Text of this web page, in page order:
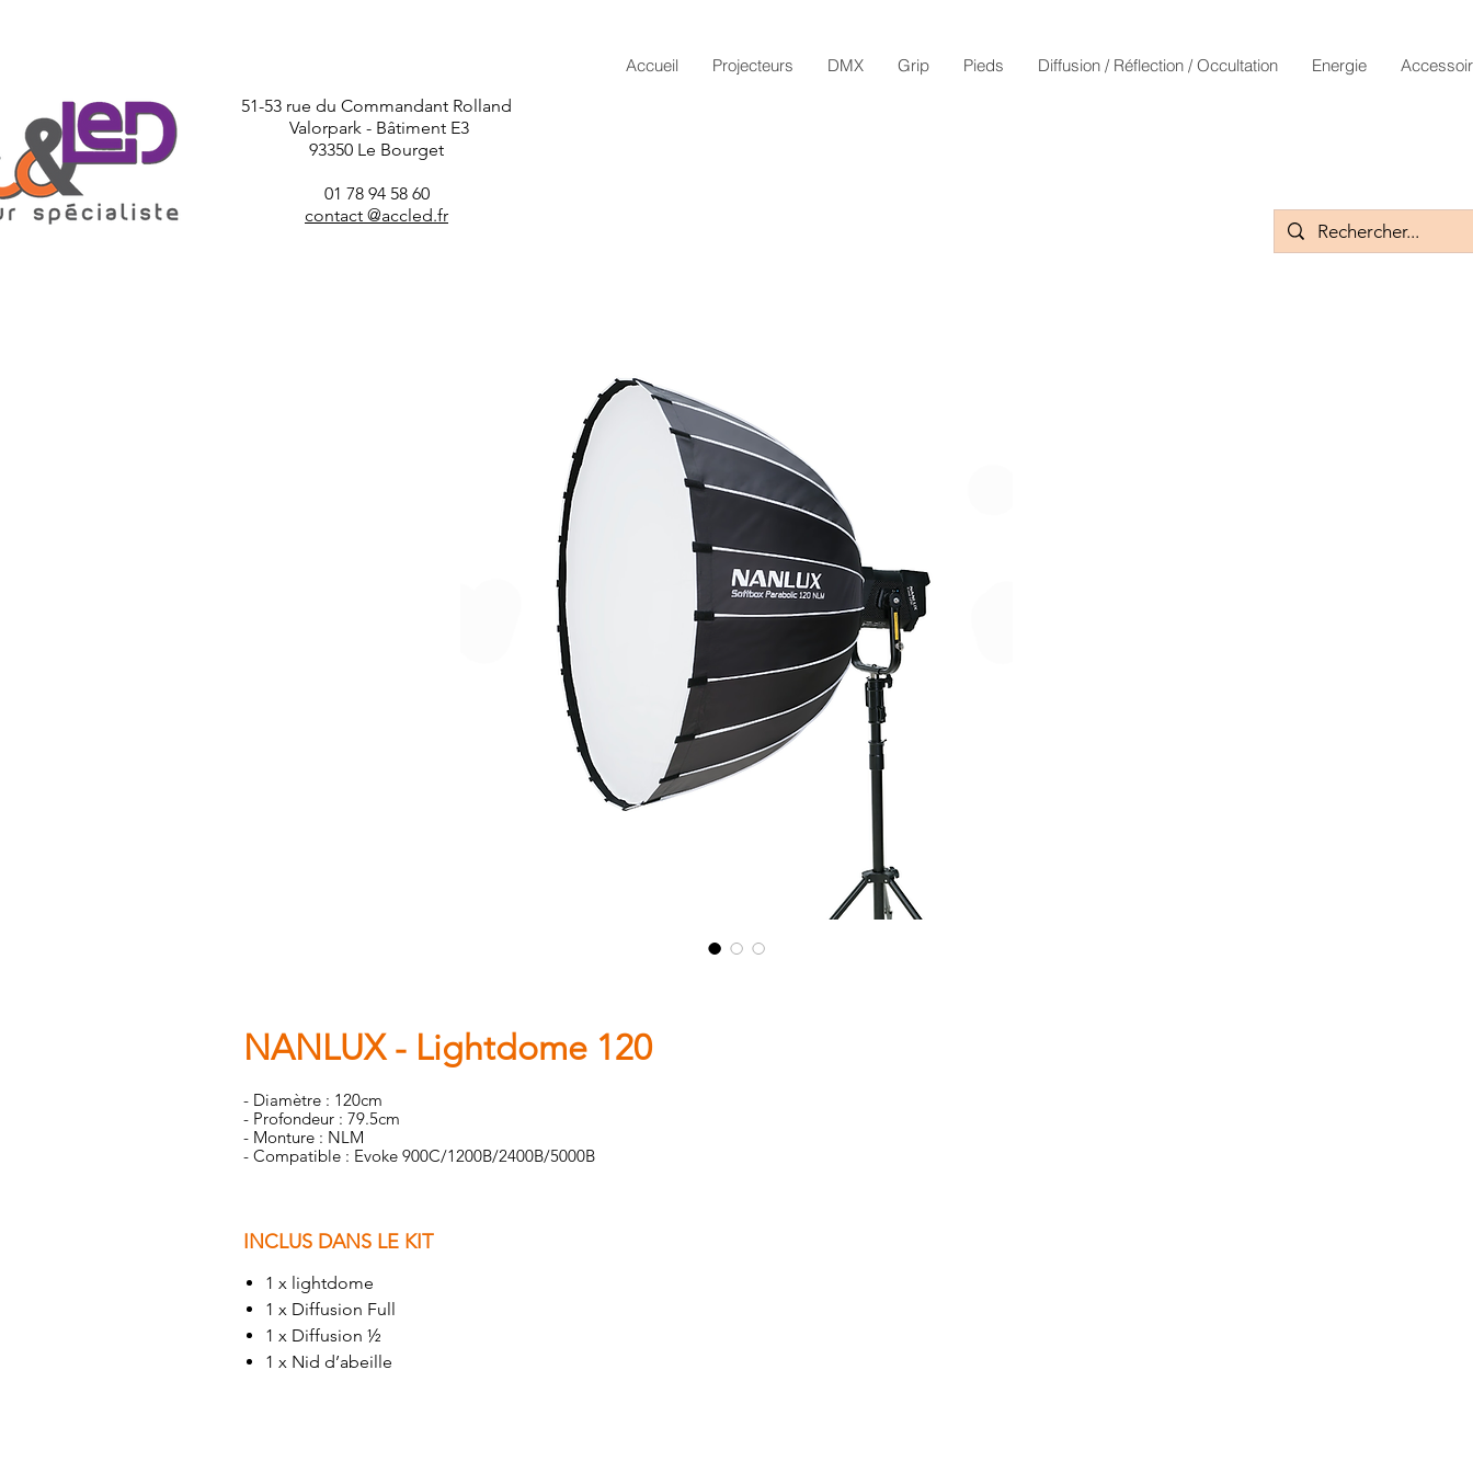
51-53 rue du Commandant Rolland
Valorpark - Bâtiment E3
93350 Le Bourget
01 78 94 58 60
contact @accled.fr
Accueil Projecteurs DMX Grip Pieds Diffusion / Réflection / Occultation Energie
NANLUX - Lightdome 120
- Diamètre : 120cm
- Profondeur : 79.5cm
- Monture : NLM
- Compatible : Evoke 900C/1200B/2400B/5000B
INCLUS DANS LE KIT
1 x lightdome
1 x Diffusion Full
1 x Diffusion ½
1 x Nid d’abeille